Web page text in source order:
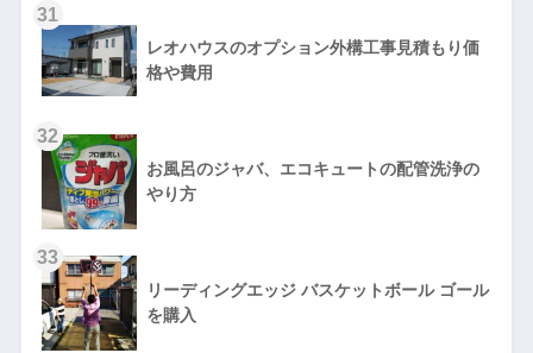
31
レオハウスのオプション外構工事見積もり価
格や費用
32
お風呂のジャバ、エコキュートの配管洗浄の
やり方
33
リーディングエッジ バスケットボール ゴール
を購入